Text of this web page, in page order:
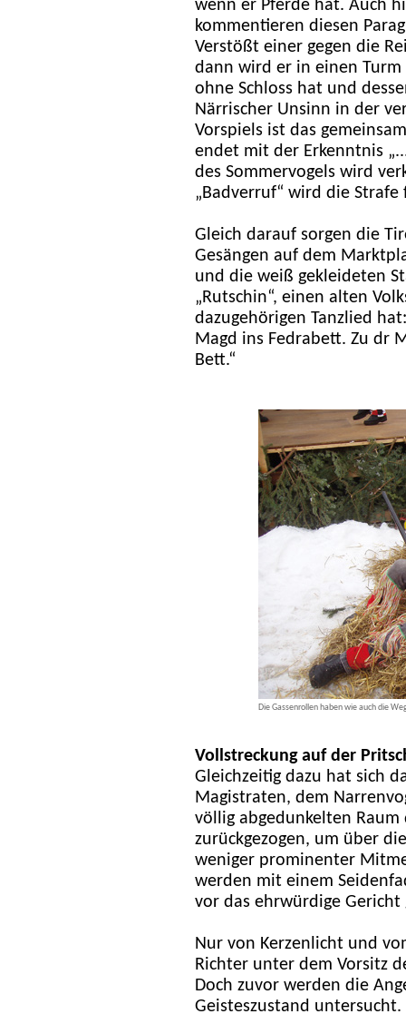
wenn er Pferde hat. Auch
kommentieren diesen
Verstößt einer gegen die
dann wird er in einen
ohne Schloss hat und
Närrischer Unsinn in der
Vorspiels ist das
endet mit der Erkenntnis
des Sommervogels wird
„Badverruf“ wird die
Gleich darauf sorgen die
Gesängen auf dem
und die weiß gekleideten
„Rutschin“, einen alten
dazugehörigen Tanzlied
Magd ins Fedrabett. Zu dr
Bett.“
Die Gassenrollen haben wie auch die
Vollstreckung auf der
Gleichzeitig dazu hat sich
Magistraten, dem
völlig abgedunkelten Raum
zurückgezogen, um über
weniger prominenter
werden mit einem
vor das ehrwürdige Gericht
Nur von Kerzenlicht und
Richter unter dem Vorsitz
Doch zuvor werden die
Geisteszustand